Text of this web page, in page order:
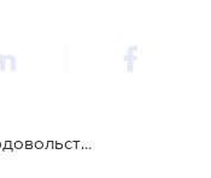
Обновлены правила торговли непродовольственными товарами